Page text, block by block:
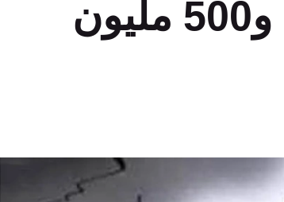
الشمال تفوق المليارين و500 مليون